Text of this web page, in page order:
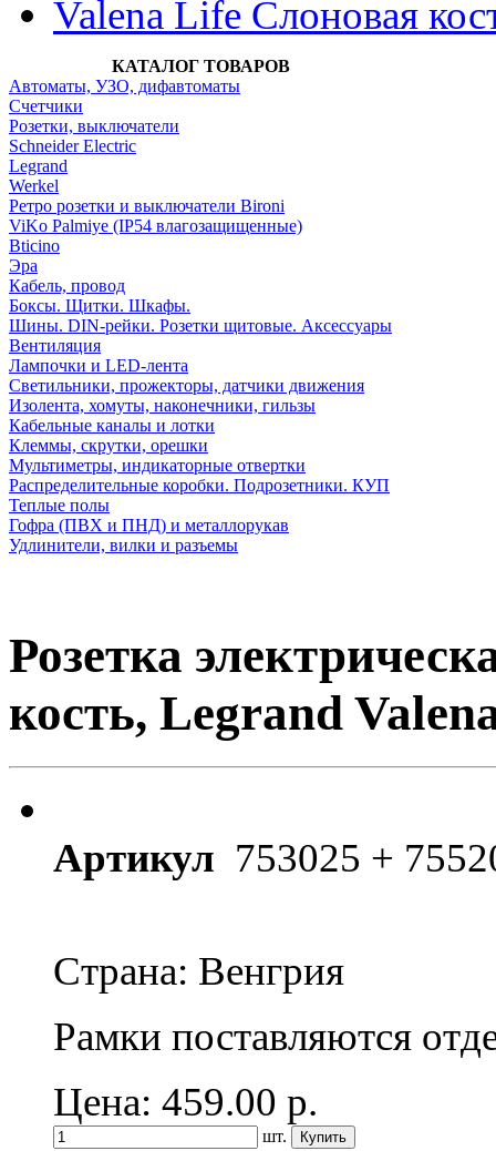
Valena Life Слоновая
КАТАЛОГ ТОВАРОВ
Автоматы, УЗО, дифавтоматы
Счетчики
Розетки, выключатели
Schneider Electric
Legrand
Werkel
Ретро розетки и выключатели Bironi
ViKo Palmiye (IP54 влагозащищенные)
Bticino
Эра
Кабель, провод
Боксы. Щитки. Шкафы.
Шины. DIN-рейки. Розетки щитовые. Аксессуары
Вентиляция
Лампочки и LED-лента
Светильники, прожекторы, датчики движения
Изолента, хомуты, наконечники, гильзы
Кабельные каналы и лотки
Клеммы, скрутки, орешки
Мультиметры, индикаторные отвертки
Распределительные коробки. Подрозетники. КУП
Теплые полы
Гофра (ПВХ и ПНД) и металлорукав
Удлинители, вилки и разъемы
Розетка
кость, Legrand
Артикул 753025 +
Страна: Венгрия
Рамки поставляются
Цена: 459.00 р.
шт.